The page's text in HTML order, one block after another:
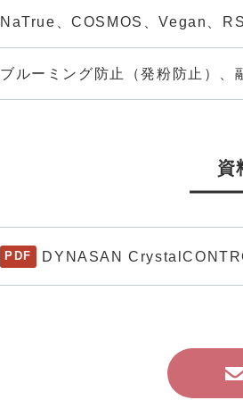
NaTrue、COSMOS、Vegan、
ブルーミング防止（発粉防止）、
資
DYNASAN